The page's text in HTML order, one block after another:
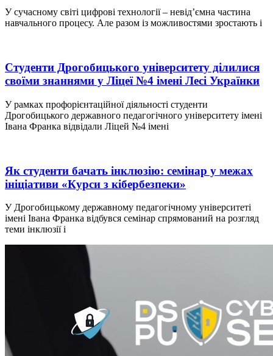
У сучасному світі цифрові технології – невід’ємна частина
навчального процесу. Але разом із можливостями зростають і
Студенти Дрогобицького університету ділилися
своїми знаннями у Ліцеї №4 імені Лесі Українки
У рамках профорієнтаційної діяльності студенти
Дрогобицького державного педагогічного університету імені
Івана Франка відвідали Ліцей №4 імені
Як студенти бачать інклюзію: семінар у межах
ініціативи «Курси з кібербезпеки»
У Дрогобицькому державному педагогічному університеті
імені Івана Франка відбувся семінар спрямований на розгляд
теми інклюзії і